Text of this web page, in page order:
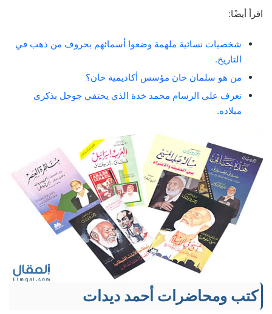
اقرأ أيضًا:
شخصيات نسائية ملهمة وضعوا أسمائهم بحروف من ذهب في
التاريخ.
من هو سلمان خان مؤسس أكاديمية خان؟
تعرف على الرسام محمد خدة الذي يحتفي جوجل بذكرى
ميلاده.
كتب ومحاضرات أحمد ديدات